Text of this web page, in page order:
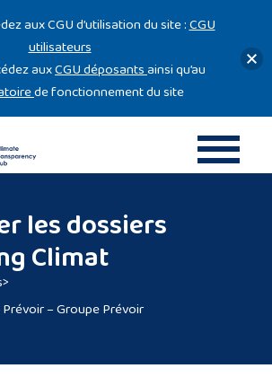
les dossiers
Climat
>
– Groupe Prévoir
aux CGU d’utilisation du site :CGU
utilisateurs
auxCGU déposantsainsi qu’au
de fonctionnement du site